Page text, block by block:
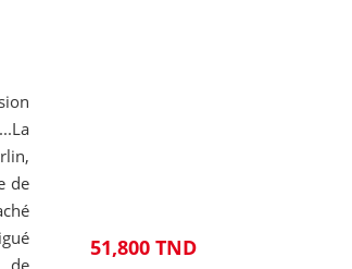
de
de
51,800 TND